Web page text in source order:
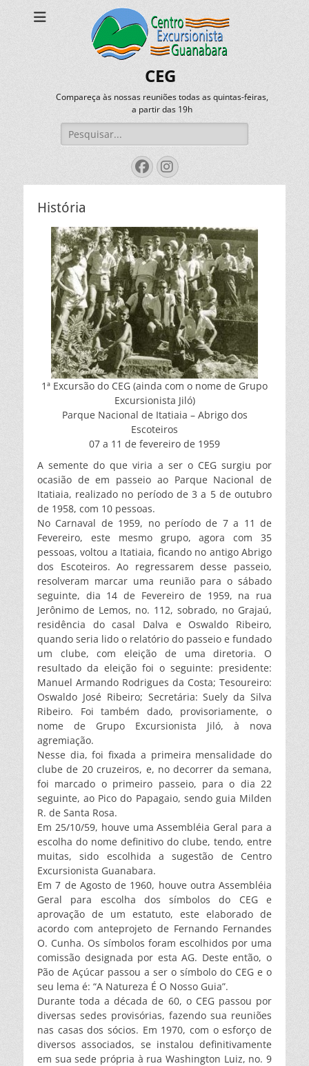
CEG
Compareça às nossas reuniões todas as quintas-feiras,
a partir das 19h
Pesquisar
por:
Facebook
Instagram
História
1ª Excursão do CEG (ainda com o nome de Grupo
Excursionista Jiló)
Parque Nacional de Itatiaia – Abrigo dos
Escoteiros
07 a 11 de fevereiro de 1959
A semente do que viria a ser o CEG surgiu por
ocasião de em passeio ao Parque Nacional de
Itatiaia, realizado no período de 3 a 5 de outubro
de 1958, com 10 pessoas.
No Carnaval de 1959, no período de 7 a 11 de
Fevereiro, este mesmo grupo, agora com 35
pessoas, voltou a Itatiaia, ficando no antigo Abrigo
dos Escoteiros. Ao regressarem desse passeio,
resolveram marcar uma reunião para o sábado
seguinte, dia 14 de Fevereiro de 1959, na rua
Jerônimo de Lemos, no. 112, sobrado, no Grajaú,
residência do casal Dalva e Oswaldo Ribeiro,
quando seria lido o relatório do passeio e fundado
um clube, com eleição de uma diretoria. O
resultado da eleição foi o seguinte: presidente:
Manuel Armando Rodrigues da Costa; Tesoureiro:
Oswaldo José Ribeiro; Secretária: Suely da Silva
Ribeiro. Foi também dado, provisoriamente, o
nome de Grupo Excursionista Jiló, à nova
agremiação.
Nesse dia, foi fixada a primeira mensalidade do
clube de 20 cruzeiros, e, no decorrer da semana,
foi marcado o primeiro passeio, para o dia 22
seguinte, ao Pico do Papagaio, sendo guia Milden
R. de Santa Rosa.
Em 25/10/59, houve uma Assembléia Geral para a
escolha do nome definitivo do clube, tendo, entre
muitas, sido escolhida a sugestão de Centro
Excursionista Guanabara.
Em 7 de Agosto de 1960, houve outra Assembléia
Geral para escolha dos símbolos do CEG e
aprovação de um estatuto, este elaborado de
acordo com anteprojeto de Fernando Fernandes
O. Cunha. Os símbolos foram escolhidos por uma
comissão designada por esta AG. Deste então, o
Pão de Açúcar passou a ser o símbolo do CEG e o
seu lema é: “A Natureza É O Nosso Guia”.
Durante toda a década de 60, o CEG passou por
diversas sedes provisórias, fazendo sua reuniões
nas casas dos sócios. Em 1970, com o esforço de
diversos associados, se instalou definitivamente
em sua sede própria à rua Washington Luiz, no. 9